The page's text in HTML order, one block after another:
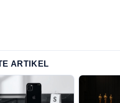
ARTIKEL